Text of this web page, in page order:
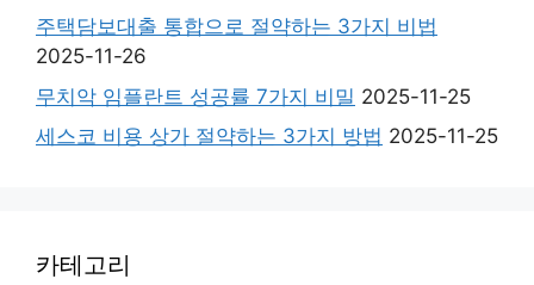
주택담보대출 통합으로 절약하는 3가지 비법
2025-11-26
무치악 임플란트 성공률 7가지 비밀 2025-11-25
세스코 비용 상가 절약하는 3가지 방법 2025-11-25
카테고리